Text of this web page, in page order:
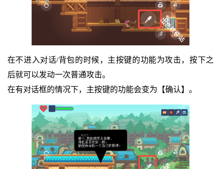
在不进入对话/背包的时候，主按键的功能为攻击，按下之
后就可以发动一次普通攻击。
在有对话框的情况下，主按键的功能会变为【确认】。